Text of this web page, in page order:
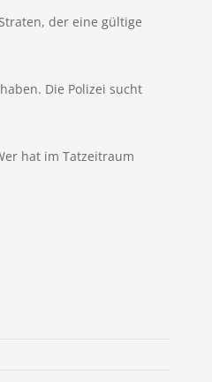
der eine gültige
Die Polizei sucht
hat im Tatzeitraum